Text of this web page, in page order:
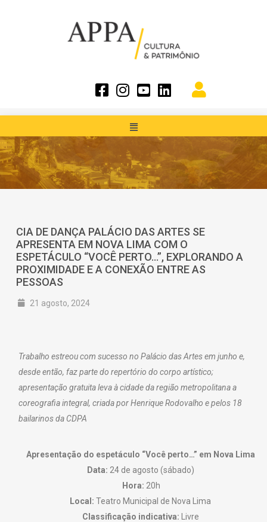
CIA DE DANÇA PALÁCIO DAS ARTES SE
APRESENTA EM NOVA LIMA COM O
ESPETÁCULO “VOCÊ PERTO…”, EXPLORANDO A
PROXIMIDADE E A CONEXÃO ENTRE AS
PESSOAS
21 agosto, 2024
Trabalho estreou com sucesso no Palácio das Artes em junho e,
desde então, faz parte do repertório do corpo artístico;
apresentação gratuita leva à cidade da região metropolitana a
coreografia integral, criada por Henrique Rodovalho e pelos 18
bailarinos da CDPA
Apresentação do espetáculo “Você perto…” em Nova Lima
Data: 24 de agosto (sábado)
Hora: 20h
Local: Teatro Municipal de Nova Lima
Classificação indicativa: Livre